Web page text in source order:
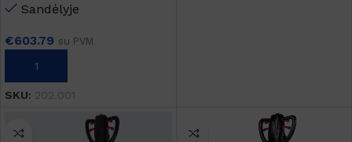
Sandėlyje
€603.79 su PVM
Į KREPŠELĮ
SKU: 202.001